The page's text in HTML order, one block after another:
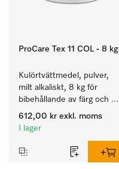
ProCare Tex 11 COL - 8 kg
Kulörtvättmedel, pulver,
milt alkaliskt, 8 kg för
bibehållande av färg och
rengöring av kulörtvätt.
612,00 kr exkl. moms
I lager